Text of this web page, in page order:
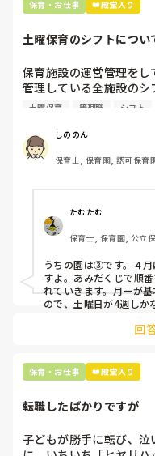
います
保育・お仕事 👑殿堂入り
土曜保育のシフトにつ
保育施設の運営管理をし
管理している全施設の
曜保育だけは入れる方
て入職しているはずで
出勤が出来ない方ばかり
①土曜日の希望休は2日
②毎月、必ず土曜保育に
クアップしてもらう
③仮シフトが出た時、土
人を交渉して見つけても
上記のいずれかの対策
土曜保育 管理職 シフト
しののん
保育士, 保育園, 認可保育
たむたむ
保育士, 保育園, 公立
うちの園は③です。４
すよ。あみだくじで順
れていきます。月一が
ので、土曜日が4週しか
て貰い、主任に報告し
回
保育・お仕事 👑殿堂入り
転職したばかりですが
子どもが勝手に転び、